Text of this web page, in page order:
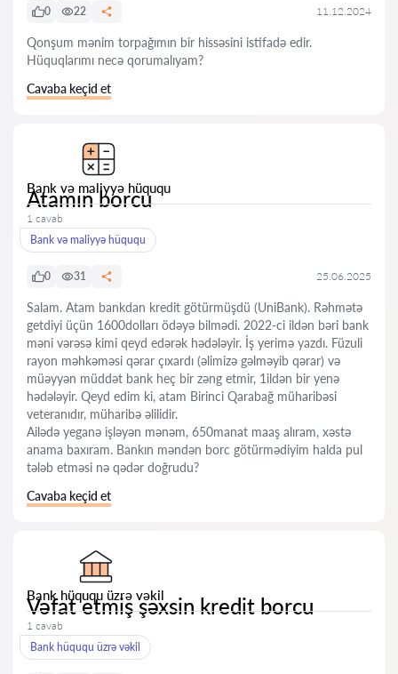
0
22 11.12.2024
Qonşum mənim torpağımın bir hissəsini istifadə edir.
Hüquqlarımı necə qorumalıyam?
Cavaba keçid et
Bank və maliyyə hüququ
Atamın borcu
1 cavab
Bank və maliyyə hüququ
0 31 25.06.2025
Salam. Atam bankdan kredit götürmüşdü (UniBank). Rəhmətə
getdiyi üçün 1600dolları ödəyə bilmədi. 2022-ci ildən bəri bank
məni vərəsə kimi qeyd edərək hədələyir. İş yerimə yazdı. Füzuli
rayon məhkəməsi qərar çıxardı (əlimizə gəlməyib qərar) və
müəyyən müddət bank heç bir zəng etmir, 1ildən bir yenə
hədələyir. Qeyd edim ki, atam Birinci Qarabağ müharibəsi
veteranıdır, müharibə əlilidir.
Ailədə yeganə işləyən mənəm, 650manat maaş alıram, xəstə
anama baxıram. Bankın məndən borc götürmədiyim halda pul
tələb etməsi nə qədər doğrudu?
Cavaba keçid et
Bank hüququ üzrə vəkil
Vəfat etmiş şəxsin kredit borcu
1 cavab
Bank hüququ üzrə vəkil